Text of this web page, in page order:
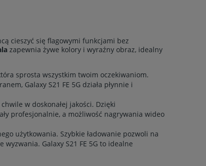
cieszyć się flagowymi funkcjami bez
zapewnia żywe kolory i wyraźny obraz, idealny
sprosta wszystkim twoim oczekiwaniom.
Galaxy S21 FE 5G działa płynnie i
w doskonałej jakości. Dzięki
profesjonalnie, a możliwość nagrywania wideo
użytkowania. Szybkie ładowanie pozwoli na
Galaxy S21 FE 5G to idealne